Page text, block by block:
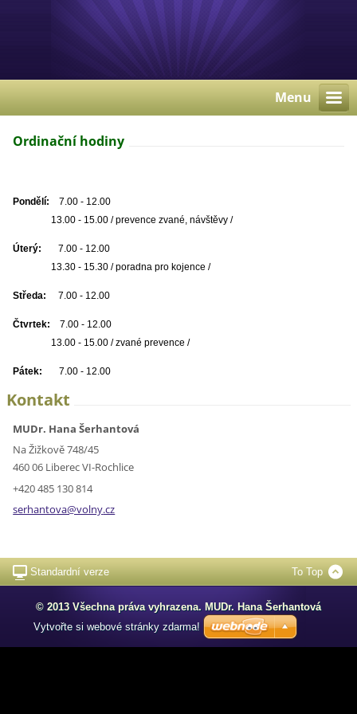
Menu
Ordinační hodiny
Pondělí:
7.00 - 12.00
13.00 - 15.00 / prevence zvané, návštěvy /
Úterý:
7.00 - 12.00
13.30 - 15.30 / poradna pro kojence /
Středa: 7.00 - 12.00
Čtvrtek: 7.00 - 12.00
13.00 - 15.00 / zvané prevence /
Pátek: 7.00 - 12.00
Kontakt
MUDr. Hana Šerhantová
Na Žižkově 748/45
460 06 Liberec VI-Rochlice
+420 485 130 814
serhantova@volny.cz
Standardní verze To Top
© 2013 Všechna práva vyhrazena. MUDr. Hana Šerhantová
Vytvořte si webové stránky zdarma!